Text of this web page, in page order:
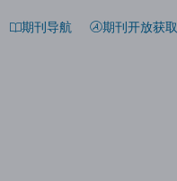
期刊导航 期刊开放获取